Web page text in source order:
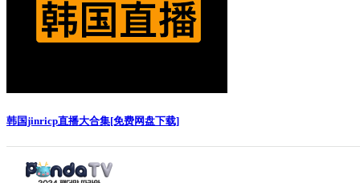
韩国jinricp直播大合集[免费网盘下载]